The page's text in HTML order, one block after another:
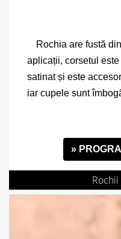
Rochia are fustă
aplicații, corsetul
satinat și este
iar cupele sunt
»